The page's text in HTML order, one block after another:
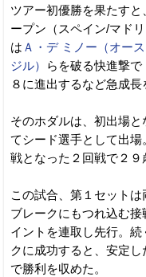
ツアー初優勝を果たす
ープン（スペイン/マド
は Ａ・デ ミノー（オース
ジル）
らを破る快進撃で
８に進出するなど急成長
そのホダルは、初出場
てシード選手として出
戦となった２回戦で２９
この試合、第１セット
ブレークにもつれ込む
イントを連取し先行。
クに成功すると、安定
で勝利を収めた。